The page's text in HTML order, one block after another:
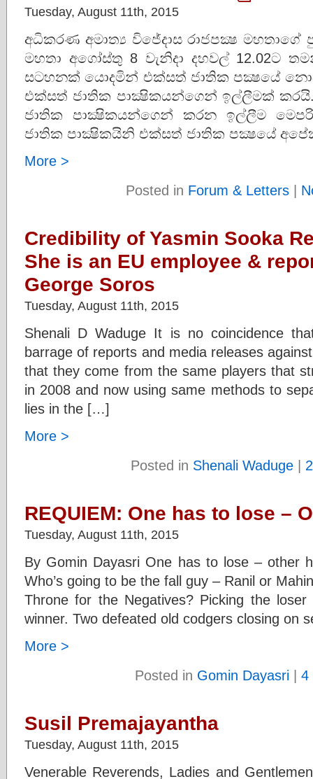
Tuesday, August 11th, 2015
අධිකරණ අමාත්‍ය විජේදාස රාජපක්‍ෂ මහතාගේ
මහතා අගෝස්තු 8 වැනිදා දහවල් 12.02ට
සටහනක් යොදමින් එක්සත් ජාතික පක්‍ෂයේ
එක්සත් ජාතික පාක්‍ෂිකයන්ගෙන් ඉල්ලීමක්
ජාතික පාක්‍ෂිකයන්ගෙන් කරන ඉල්ලීම
ජාතික පාක්‍ෂිකයිනි එක්සත් ජාතික පක්‍ෂයේ
More >
Posted in Forum & Letters|
Credibility of Yasmin Sooka
She is an EU employee &
George Soros
Tuesday, August 11th, 2015
Shenali D Waduge It is no coincidence
barrage of reports and media releases
that they come from the same players that
in 2008 and now using same methods to
lies in the […]
More >
Posted in Shenali Waduge |
REQUIEM: One has to lose –
Tuesday, August 11th, 2015
By Gomin Dayasri One has to lose – other
Who’s going to be the fall guy – Ranil or
Throne for the Negatives? Picking the
winner. Two defeated old codgers closing on
More >
Posted in Gomin Dayasri | 4
Susil Premajayantha
Tuesday, August 11th, 2015
Venerable Reverends, Ladies and